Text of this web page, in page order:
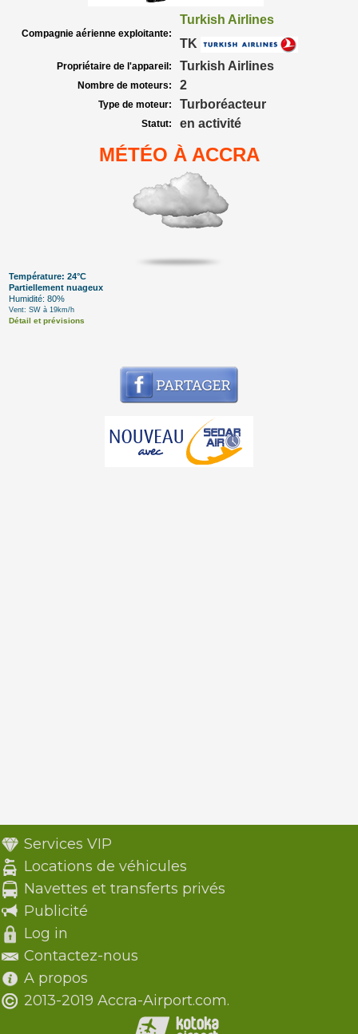
Compagnie aérienne exploitante:
Turkish Airlines
TK
Propriétaire de l'appareil: Turkish Airlines
Nombre de moteurs: 2
Type de moteur: Turboréacteur
Statut: en activité
MÉTÉO À ACCRA
Température: 24°C
Partiellement nuageux
Humidité: 80%
Vent: SW à 19km/h
Détail et prévisions
Services VIP
Locations de véhicules
Navettes et transferts privés
Publicité
Log in
Contactez-nous
A propos
2013-2019 Accra-Airport.com.